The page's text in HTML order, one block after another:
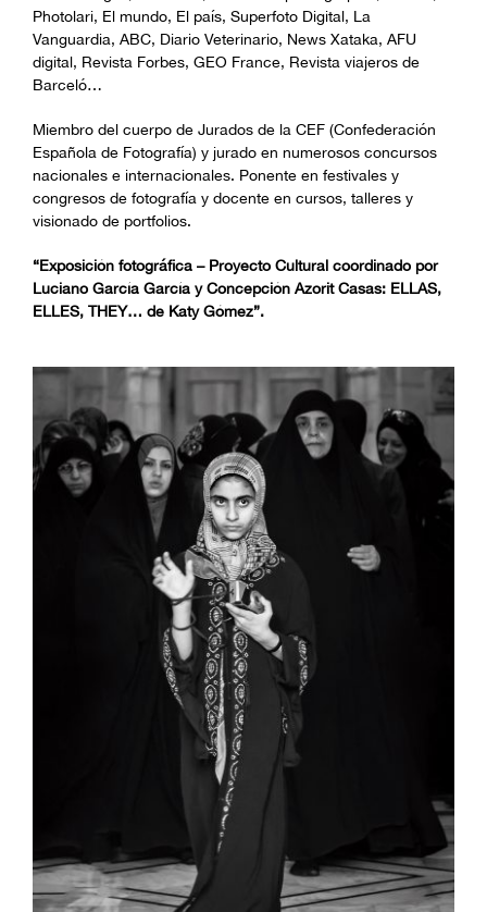
Photolari, El mundo, El país, Superfoto Digital, La
Vanguardia, ABC, Diario Veterinario, News Xataka, AFU
digital, Revista Forbes, GEO France, Revista viajeros de
Barceló…
Miembro del cuerpo de Jurados de la CEF (Confederación
Española de Fotografía) y jurado en numerosos concursos
nacionales e internacionales. Ponente en festivales y
congresos de fotografía y docente en cursos, talleres y
visionado de portfolios.
“Exposición fotográfica – Proyecto Cultural coordinado por
Luciano García García y Concepción Azorit Casas: ELLAS,
ELLES, THEY… de Katy Gómez”.